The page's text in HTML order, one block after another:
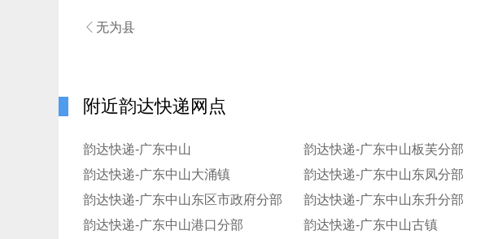
 无为县
附近韵达快递网点
韵达快递-广东中山 韵达快递-广东中山板芙分部
韵达快递-广东中山大涌镇
韵达快递-广东中山东凤分部
韵达快递-广东中山东区市政府分部
韵达快递-广东中山东升分部
韵达快递-广东中山港口分部
韵达快递-广东中山古镇